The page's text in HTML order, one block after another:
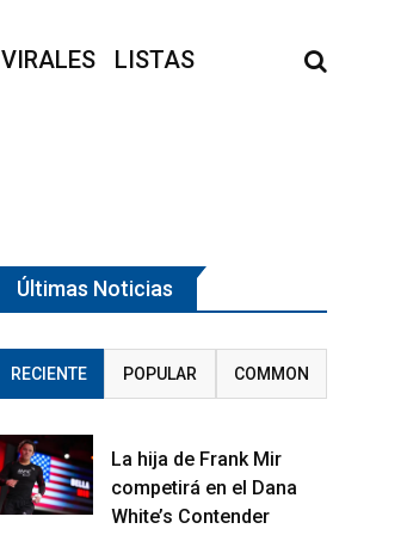
VIRALES LISTAS
Últimas Noticias
RECIENTE POPULAR COMMON
La hija de Frank Mir
competirá en el Dana
White’s Contender